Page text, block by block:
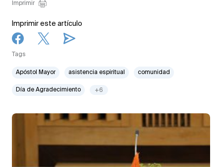
Imprimir
Imprimir este artículo
Tags
Apóstol Mayor asistencia espiritual comunidad
Día de Agradecimiento +6